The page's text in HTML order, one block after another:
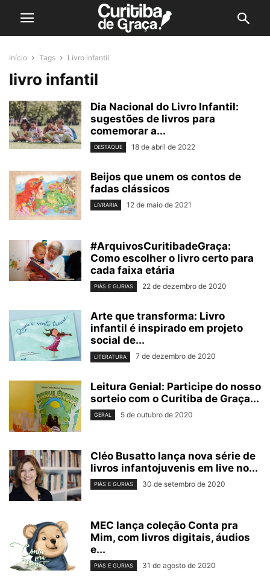
Início Tags Livro infantil
livro infantil
Dia Nacional do Livro Infantil:
sugestões de livros para
comemorar a...
DESTAQUE 18 de abril de 2022
Beijos que unem os contos de
fadas clássicos
LIVRARIA 12 de maio de 2021
#ArquivosCuritibadeGraça:
Como escolher o livro certo para
cada faixa etária
PIÁS E GURIAS 22 de dezembro de 2020
Arte que transforma: Livro
infantil é inspirado em projeto
social de...
LITERATURA 7 de dezembro de 2020
Leitura Genial: Participe do nosso
sorteio com o Curitiba de Graça...
GERAL 5 de outubro de 2020
Cléo Busatto lança nova série de
livros infantojuvenis em live no...
PIÁS E GURIAS 30 de setembro de 2020
MEC lança coleção Conta pra
Mim, com livros digitais, áudios
e...
PIÁS E GURIAS 31 de agosto de 2020